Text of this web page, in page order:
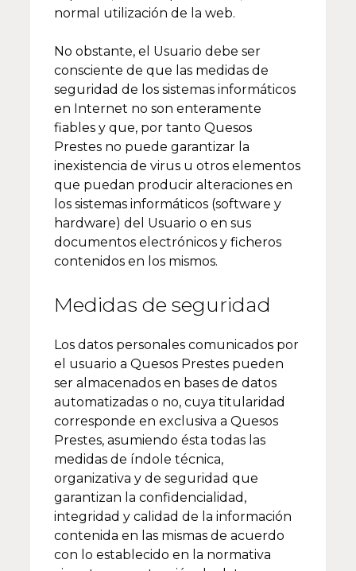
normal utilización de la web.
No obstante, el Usuario debe ser
consciente de que las medidas de
seguridad de los sistemas informáticos
en Internet no son enteramente
fiables y que, por tanto Quesos
Prestes no puede garantizar la
inexistencia de virus u otros elementos
que puedan producir alteraciones en
los sistemas informáticos (software y
hardware) del Usuario o en sus
documentos electrónicos y ficheros
contenidos en los mismos.
Medidas de seguridad
Los datos personales comunicados por
el usuario a Quesos Prestes pueden
ser almacenados en bases de datos
automatizadas o no, cuya titularidad
corresponde en exclusiva a Quesos
Prestes, asumiendo ésta todas las
medidas de índole técnica,
organizativa y de seguridad que
garantizan la confidencialidad,
integridad y calidad de la información
contenida en las mismas de acuerdo
con lo establecido en la normativa